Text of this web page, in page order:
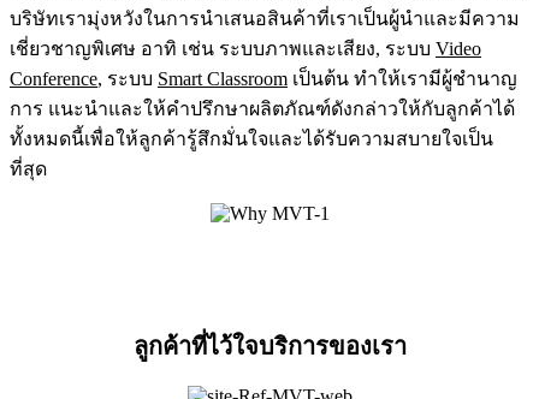
บริษัทเรามุ่งหวังในการนำเสนอสินค้าที่เราเป็นผู้นำและมีความ
เชี่ยวชาญพิเศษ อาทิ เช่น ระบบภาพและเสียง, ระบบ Video
Conference, ระบบ Smart Classroom เป็นต้น ทำให้เรามีผู้ชำนาญ
การ แนะนำและให้คำปรึกษาผลิตภัณฑ์ดังกล่าวให้กับลูกค้าได้
ทั้งหมดนี้เพื่อให้ลูกค้ารู้สึกมั่นใจและได้รับความสบายใจเป็น
ที่สุด
ลูกค้าที่ไว้ใจบริการของเรา